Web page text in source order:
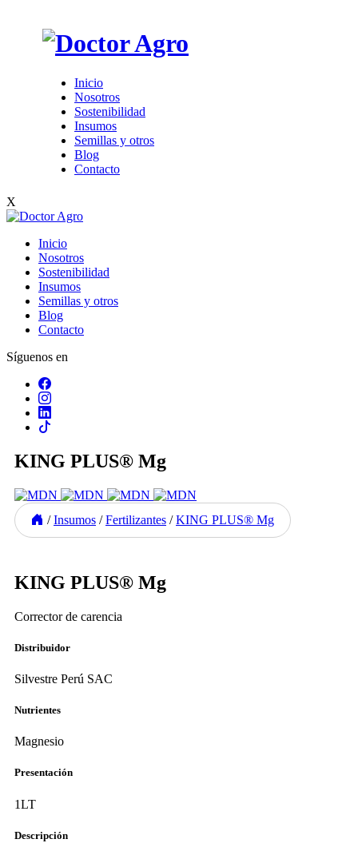
Inicio
Nosotros
Sostenibilidad
Insumos
Semillas y otros
Blog
Contacto
X
Inicio
Nosotros
Sostenibilidad
Insumos
Semillas y otros
Blog
Contacto
Síguenos en
KING PLUS® Mg
/ Insumos / Fertilizantes / KING PLUS® Mg
KING PLUS® Mg
Corrector de carencia
Distribuidor
Silvestre Perú SAC
Nutrientes
Magnesio
Presentación
1LT
Descripción